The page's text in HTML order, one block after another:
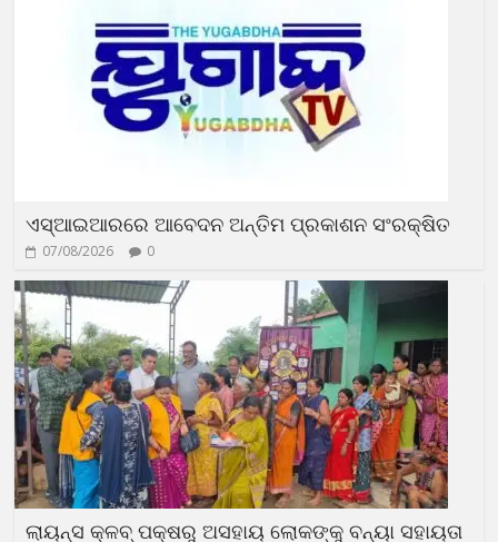
ଏସ୍‌ଆଇଆରରେ ଆବେଦନ ଅନ୍ତିମ ପ୍ରକାଶନ ସଂରକ୍ଷିତ
07/08/2026 0
ଲାୟନ୍ସ କ୍ଳବ୍ ପକ୍ଷରୁ ଅସହାୟ ଲୋକଙ୍କୁ ବନ୍ୟା ସହାୟତା